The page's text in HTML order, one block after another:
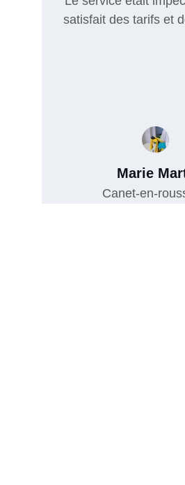
satisfait des tarifs et
Marie
Canet-en-